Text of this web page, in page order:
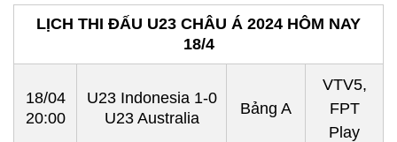
LỊCH THI ĐẤU U23 CHÂU Á 2024 HÔM NAY
18/4
18/04
20:00
U23 Indonesia 1-0
U23 Australia
Bảng A
VTV5,
FPT
Play